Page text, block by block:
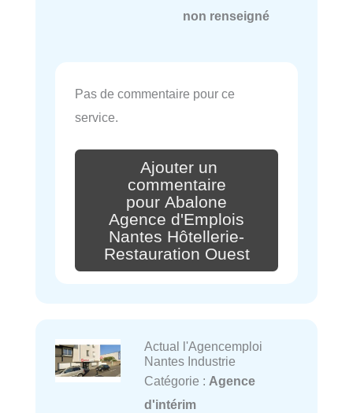
non renseigné
Pas de commentaire pour ce
service.
Ajouter un
commentaire
pour Abalone
Agence d'Emplois
Nantes Hôtellerie-
Restauration Ouest
Actual l'Agencemploi
Nantes Industrie
Catégorie : Agence
d'intérim